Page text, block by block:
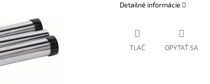
Detailné informácie
TLAČ OPÝTAŤ SA